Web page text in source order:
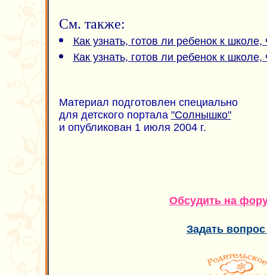
См. также:
Как узнать, готов ли ребенок к школе,
Как узнать, готов ли ребенок к школе,
Материал подготовлен специально
для детского портала "Солнышко"
и опубликован 1 июля 2004 г.
Обсудить на
Задать